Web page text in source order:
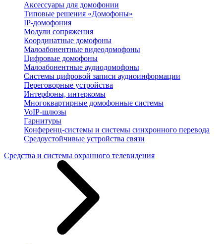
Аксессуары для домофонии
Типовые решения «Домофоны»
IP-домофония
Модули сопряжения
Координатные домофоны
Малоабонентные видеодомофоны
Цифровые домофоны
Малоабонентные аудиодомофоны
Системы цифровой записи аудиоинформации
Переговорные устройства
Интерфоны, интеркомы
Многоквартирные домофонные системы
VoIP-шлюзы
Гарнитуры
Конференц-системы и системы синхронного перевода
Средоустойчивые устройства связи
Средства и системы охранного телевидения